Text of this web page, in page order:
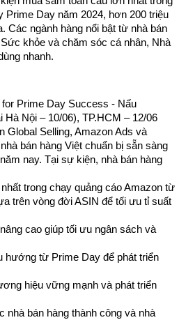
Prime Day năm 2024, hơn 200 triệu
Các ngành hàng nổi bật từ nhà bán
khỏe và chăm sóc cá nhân, Nhà
nhanh.
Prime Day Success - Nấu
Nội – 10/06), TP.HCM – 12/06
Selling, Amazon Ads và
bán hàng Việt chuẩn bị sẵn sàng
nay. Tại sự kiện, nhà bán hàng
trong chạy quảng cáo Amazon từ
trên vòng đời ASIN để tối ưu tỉ suất
cao giúp tối ưu ngân sách và
hướng từ Prime Day để phát triển
hiệu vững mạnh và phát triển
nhà bán hàng thành công và nhà